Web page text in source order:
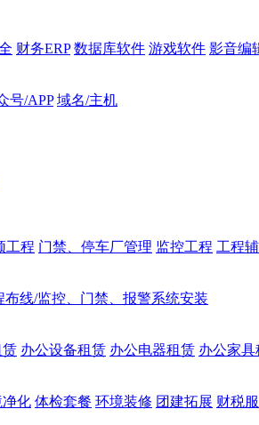
财务ERP 数据库软件 游戏软件 影音编
号/APP 域名/主机
工程 门禁、停车厂管理 监控工程 工程
布线/监控、门禁、报警系统安装
赁 办公设备租赁 办公电器租赁 办公家具
化 体检套餐 环境装修 团建拓展 财税